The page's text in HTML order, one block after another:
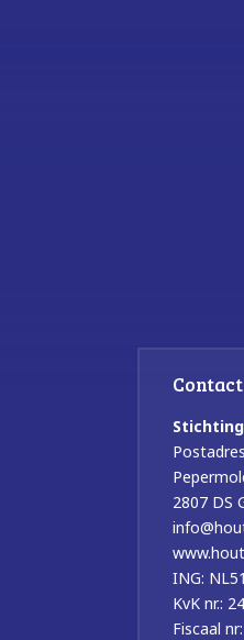
Contact
2807 DS
ING:
KvK nr.:
Fiscaal